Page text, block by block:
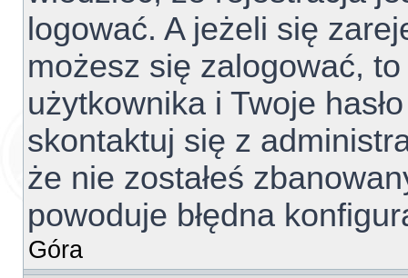
logować. A jeżeli się
możesz się zalogować,
użytkownika i Twoje
skontaktuj się z
że nie zostałeś
powoduje błędna
Góra